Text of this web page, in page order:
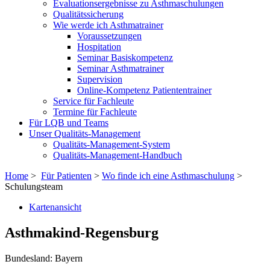
Evaluationsergebnisse zu Asthmaschulungen
Qualitätssicherung
Wie werde ich Asthmatrainer
Voraussetzungen
Hospitation
Seminar Basiskompetenz
Seminar Asthmatrainer
Supervision
Online-Kompetenz Patiententrainer
Service für Fachleute
Termine für Fachleute
Für LQB und Teams
Unser Qualitäts-Management
Qualitäts-Management-System
Qualitäts-Management-Handbuch
Home > Für Patienten > Wo finde ich eine Asthmaschulung >
Schulungsteam
Kartenansicht
Asthmakind-Regensburg
Bundesland: Bayern